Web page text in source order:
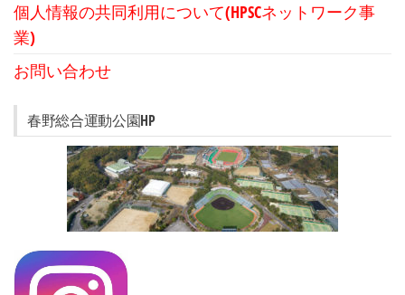
個人情報の共同利用について(HPSCネットワーク事
業)
お問い合わせ
春野総合運動公園HP